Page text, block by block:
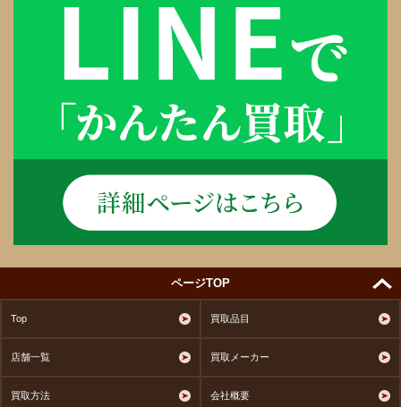
ページTOP
Top 買取品目
店舗一覧 買取メーカー
買取方法 会社概要